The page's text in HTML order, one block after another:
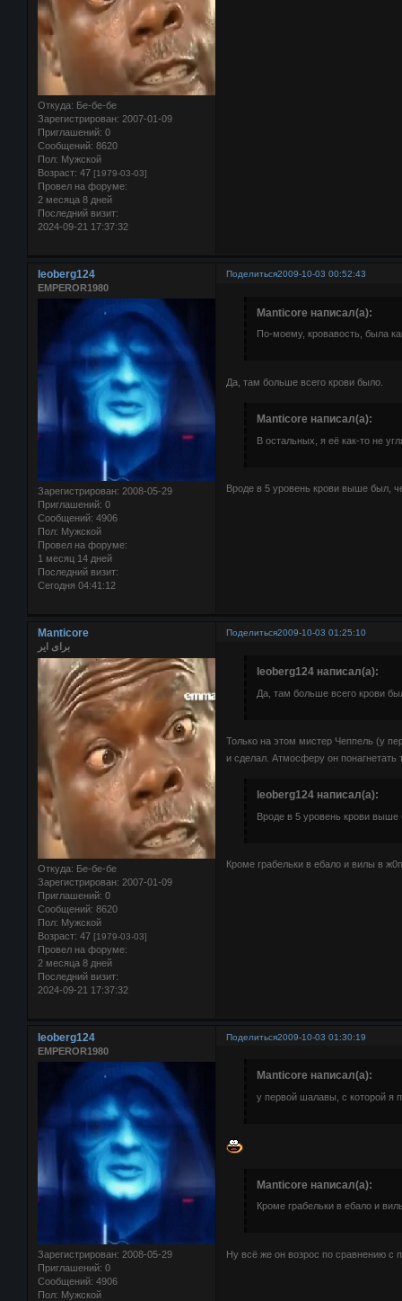
Откуда: Бе-бе-бе
Зарегистрирован: 2007-01-09
Приглашений: 0
Сообщений: 8620
Пол: Мужской
Возраст: 47 [1979-03-03]
Провел на форуме:
2 месяца 8 дней
Последний визит:
2024-09-21 17:37:32
Поделиться2009-10-03 00:52:43
leoberg124
EMPEROR1980
Зарегистрирован: 2008-05-29
Приглашений: 0
Сообщений: 4906
Пол: Мужской
Провел на форуме:
1 месяц 14 дней
Последний визит:
Сегодня 04:41:12
Manticore написал(а):
По-моему, кровавость, была
Да, там больше всего крови было.
Manticore написал(а):
В остальных, я её как-то не
Вроде в 5 уровень крови выше был,
Поделиться2009-10-03 01:25:10
Manticore
برای ایر
Откуда: Бе-бе-бе
Зарегистрирован: 2007-01-09
Приглашений: 0
Сообщений: 8620
Пол: Мужской
Возраст: 47 [1979-03-03]
Провел на форуме:
2 месяца 8 дней
Последний визит:
2024-09-21 17:37:32
leoberg124 написал(а):
Да, там больше всего крови
Только на этом мистер Чеппель (у
и сделал. Атмосферу он понагнетать
leoberg124 написал(а):
Вроде в 5 уровень крови
Кроме грабельки в ебало и вилы в
Поделиться2009-10-03 01:30:19
leoberg124
EMPEROR1980
Зарегистрирован: 2008-05-29
Приглашений: 0
Сообщений: 4906
Пол: Мужской
Manticore написал(а):
у первой шалавы, с которой я
Manticore написал(а):
Кроме грабельки в ебало и
Ну всё же он возрос по сравнению